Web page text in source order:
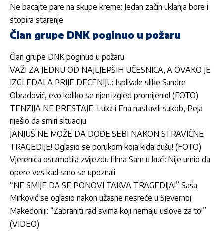
Ne bacajte pare na skupe kreme: Jedan začin uklanja bore i
stopira starenje
Član grupe DNK poginuo u požaru
Član grupe DNK poginuo u požaru
VAŽI ZA JEDNU OD NAJLJEPŠIH UČESNICA, A OVAKO JE
IZGLEDALA PRIJE DECENIJU: Isplivale slike Sandre
Obradović, evo koliko se njen izgled promijenio! (FOTO)
TENZIJA NE PRESTAJE: Luka i Ena nastavili sukob, Peja
riješio da smiri situaciju
JANJUŠ NE MOŽE DA DOĐE SEBI NAKON STRAVIČNE
TRAGEDIJE! Oglasio se porukom koja kida dušu! (FOTO)
Vjerenica osramotila zvijezdu filma Sam u kući: Nije umio da
opere veš kad smo se upoznali
“NE SMIJE DA SE PONOVI TAKVA TRAGEDIJA!” Saša
Mirković se oglasio nakon užasne nesreće u Sjevernoj
Makedoniji: “Zabraniti rad svima koji nemaju uslove za to!”
(VIDEO)